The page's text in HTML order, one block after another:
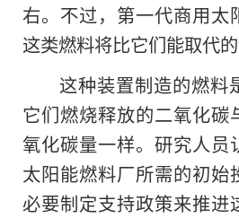
右。不过，第一代商用太
这类燃料将比它们能取代的
这种装置制造的燃料
它们燃烧释放的二氧化碳
氧化碳量一样。研究人员
太阳能燃料厂所需的初始
必要制定支持政策来推进